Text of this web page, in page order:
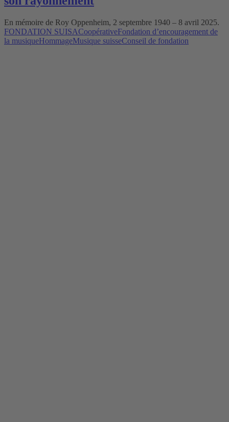
En mémoire de Roy Oppenheim, 2 septembre 1940 – 8 avril 2025.
FONDATION SUISACoopérativeFondation d’encouragement de
la musiqueHommageMusique suisseConseil de fondation